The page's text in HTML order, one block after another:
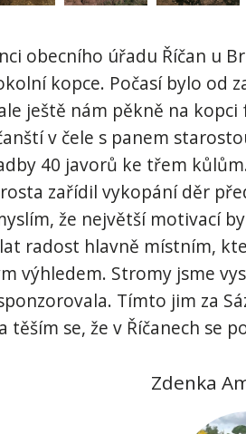
obecního úřadu Říčan u
kopce. Počasí bylo od
ještě nám pěkně na kopci
v čele s panem
40 javorů ke třem
zařídil vykopání děr
že největší motivací
radost hlavně místním,
výhledem. Stromy jsme
Tímto jim za
se, že v Říčanech se
Zdenka